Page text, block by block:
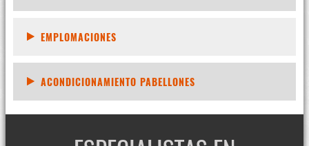
EMPLOMACIONES
ACONDICIONAMIENTO PABELLONES